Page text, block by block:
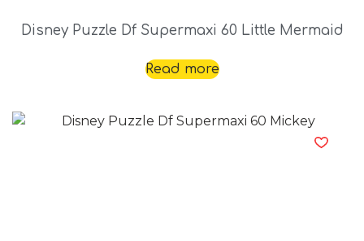
Disney Puzzle Df Supermaxi 60 Little Mermaid
Read more